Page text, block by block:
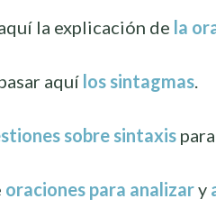
la explicación de la
aquí los sintagmas.
sobre sintaxispara
oraciones para analizary